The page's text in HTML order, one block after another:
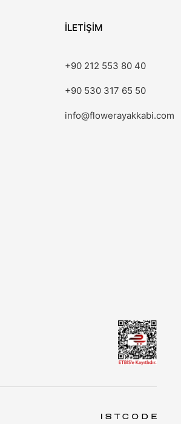
İLETİŞİM
+90 212 553 80 40
+90 530 317 65 50
info@flowerayakkabi.com